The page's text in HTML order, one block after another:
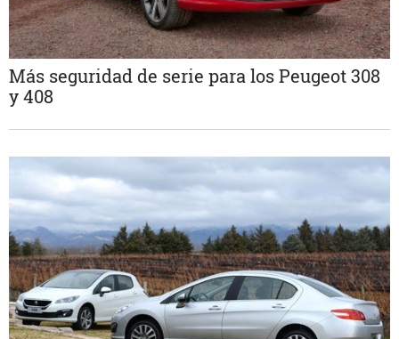
Más seguridad de serie para los Peugeot 308
y 408